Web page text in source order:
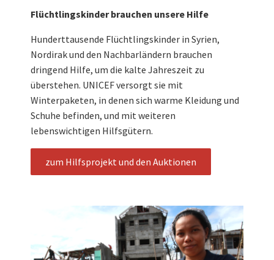
Flüchtlingskinder brauchen unsere Hilfe
Hunderttausende Flüchtlingskinder in Syrien,
Nordirak und den Nachbarländern brauchen
dringend Hilfe, um die kalte Jahreszeit zu
überstehen. UNICEF versorgt sie mit
Winterpaketen, in denen sich warme Kleidung und
Schuhe befinden, und mit weiteren
lebenswichtigen Hilfsgütern.
zum Hilfsprojekt und den Auktionen